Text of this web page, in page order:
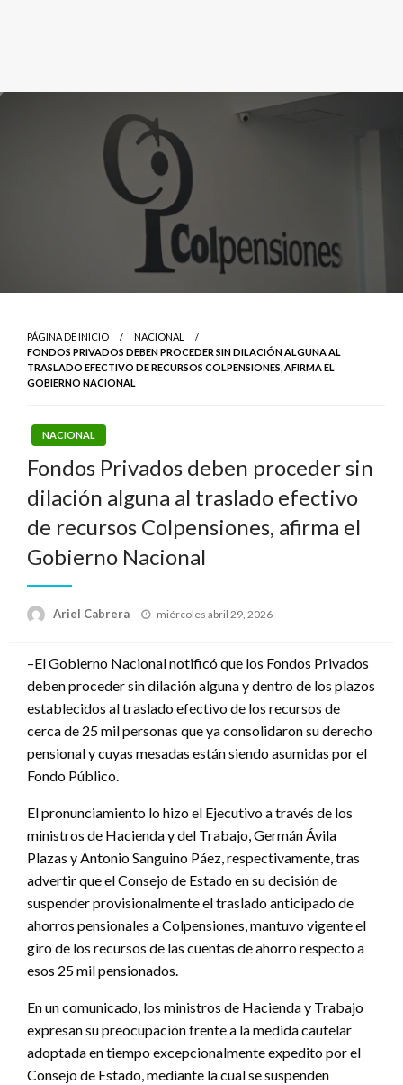
PÁGINA DE INICIO
NACIONAL
FONDOS PRIVADOS DEBEN PROCEDER SIN DILACIÓN ALGUNA AL
TRASLADO EFECTIVO DE RECURSOS COLPENSIONES, AFIRMA EL
GOBIERNO NACIONAL
NACIONAL
Fondos Privados deben proceder sin
dilación alguna al traslado efectivo
de recursos Colpensiones, afirma el
Gobierno Nacional
Ariel Cabrera
Publicado
miércoles abril 29, 2026
–El Gobierno Nacional notificó que los Fondos Privados
deben proceder sin dilación alguna y dentro de los plazos
establecidos al traslado efectivo de los recursos de
cerca de 25 mil personas que ya consolidaron su derecho
pensional y cuyas mesadas están siendo asumidas por el
Fondo Público.
El pronunciamiento lo hizo el Ejecutivo a través de los
ministros de Hacienda y del Trabajo, Germán Ávila
Plazas y Antonio Sanguino Páez, respectivamente, tras
advertir que el Consejo de Estado en su decisión de
suspender provisionalmente el traslado anticipado de
ahorros pensionales a Colpensiones, mantuvo vigente el
giro de los recursos de las cuentas de ahorro respecto a
esos 25 mil pensionados.
En un comunicado, los ministros de Hacienda y Trabajo
expresan su preocupación frente a la medida cautelar
adoptada en tiempo excepcionalmente expedito por el
Consejo de Estado, mediante la cual se suspenden